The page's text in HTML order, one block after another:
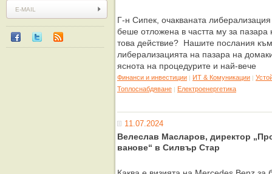
Г-н Сипек, очакваната
беше отложена в частта му за
това действие? Нашите послания
либерализацията на пазара на
яснота на процедурите и най-вече
Финанси и инвестиции | ИТ & Комуникации |
Топлоснабдяване | Eлектроенергетика
11.07.2024
Велеслав Масларов, директор
ванове“ в Силвър Стар